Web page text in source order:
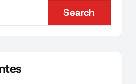
Search
Search